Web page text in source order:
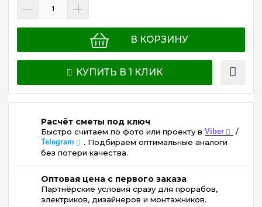
В КОРЗИНУ
КУПИТЬ В 1 КЛИК
Расчёт сметы под ключ
Быстро считаем по фото или проекту в Viber /
Telegram
. Подбираем оптимальные аналоги
без потери качества.
Оптовая цена с первого заказа
Партнёрские условия сразу для прорабов,
электриков, дизайнеров и монтажников.